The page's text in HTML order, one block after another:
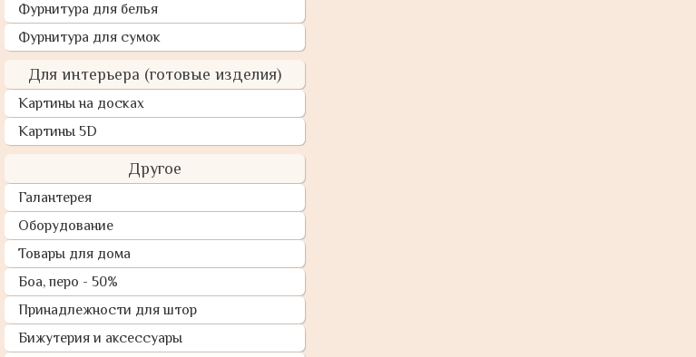
Фурнитура для белья
Фурнитура для сумок
Для интерьера (готовые изделия)
Картины на досках
Картины 5D
Другое
Галантерея
Оборудование
Товары для дома
Боа, перо - 50%
Принадлежности для штор
Бижутерия и аксессуары